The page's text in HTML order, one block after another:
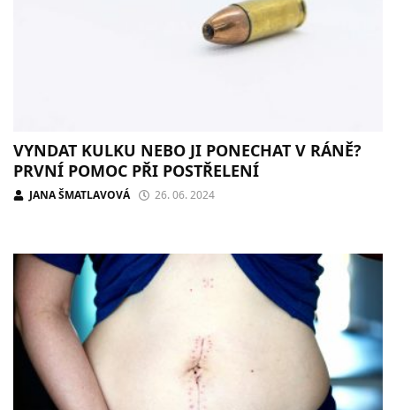
VYNDAT KULKU NEBO JI PONECHAT V RÁNĚ?
PRVNÍ POMOC PŘI POSTŘELENÍ
JANA ŠMATLAVOVÁ 26. 06. 2024